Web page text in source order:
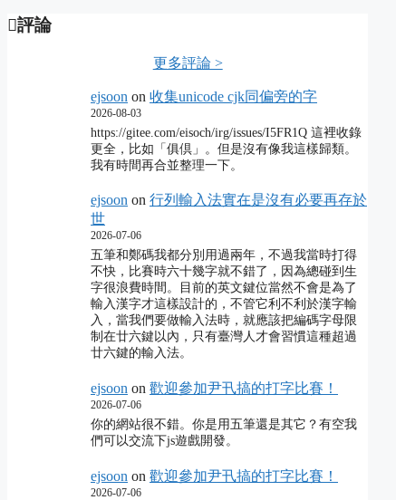
評論
更多評論 >
ejsoon on 收集unicode cjk同偏旁的字
2026-08-03
https://gitee.com/eisoch/irg/issues/I5FR1Q 這裡收錄
更全，比如「俱倶」。但是沒有像我這樣歸類。
我有時間再合並整理一下。
ejsoon on 行列輸入法實在是沒有必要再存於
世
2026-07-06
五筆和鄭碼我都分別用過兩年，不過我當時打得
不快，比賽時六十幾字就不錯了，因為總碰到生
字很浪費時間。目前的英文鍵位當然不會是為了
輸入漢字才這樣設計的，不管它利不利於漢字輸
入，當我們要做輸入法時，就應該把編碼字母限
制在廿六鍵以內，只有臺灣人才會習慣這種超過
廿六鍵的輸入法。
ejsoon on 歡迎參加尹卂搞的打字比賽！
2026-07-06
你的網站很不錯。你是用五筆還是其它？有空我
們可以交流下js遊戲開發。
ejsoon on 歡迎參加尹卂搞的打字比賽！
2026-07-06